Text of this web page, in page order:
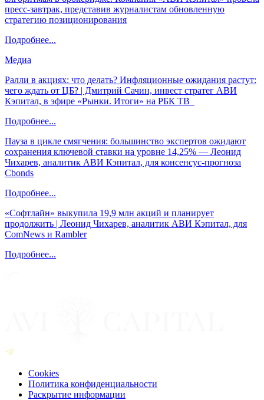
пресс-завтрак, представив журналистам обновленную
стратегию позиционирования
Подробнее...
Медиа
Ралли в акциях: что делать? Инфляционные ожидания растут:
чего ждать от ЦБ? | Дмитрий Сачин, инвест стратег АВИ
Кэпитал, в эфире «Рынки. Итоги» на РБК ТВ
Подробнее...
Пауза в цикле смягчения: большинство экспертов ожидают
сохранения ключевой ставки на уровне 14,25% — Леонид
Чихарев, аналитик АВИ Кэпитал, для консенсус-прогноза
Cbonds
Подробнее...
«Софтлайн» выкупила 19,9 млн акций и планирует
продолжить | Леонид Чихарев, аналитик АВИ Кэпитал, для
ComNews и Rambler
Подробнее...
Cookies
Политика конфиденциальности
Раскрытие информации